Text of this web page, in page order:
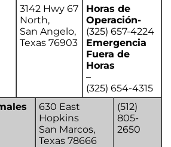
3142 Hwy 67
North,
San Angelo,
Texas 76903
Horas de
Operación-
(325) 657-4224
Emergencia
Fuera de
Horas
–
(325) 654-4315
630 East
Hopkins
San Marcos,
Texas 78666
(512)
805-
2650